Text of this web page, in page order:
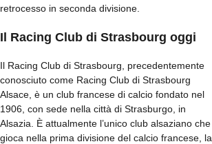
retrocesso in seconda divisione.
Il Racing Club di Strasbourg oggi
Il Racing Club di Strasbourg, precedentemente
conosciuto come Racing Club di Strasbourg
Alsace, è un club francese di calcio fondato nel
1906, con sede nella città di Strasburgo, in
Alsazia. È attualmente l’unico club alsaziano che
gioca nella prima divisione del calcio francese, la